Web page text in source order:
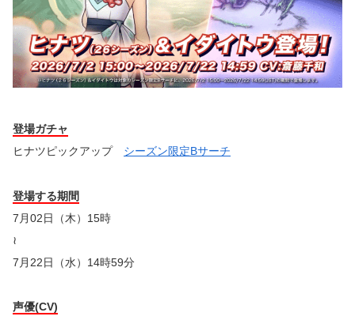
登場ガチャ
ヒナツピックアップ シーズン限定Bサーチ
登場する期間
7月02日（木）15時
≀
7月22日（水）14時59分
声優(CV)